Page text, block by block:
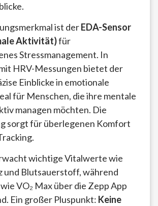
ist derEDA-Sensor
Aktivität)für
Stressmanagement. In
HRV-Messungen bietet der
Einblicke in emotionale
für Menschen, die ihre mentale
managen möchten. Die
sorgt für überlegenen Komfort
wichtige Vitalwerte wie
und Blutsauerstoff, während
VO₂ Max über die Zepp App
Ein großer Pluspunkt: Keine